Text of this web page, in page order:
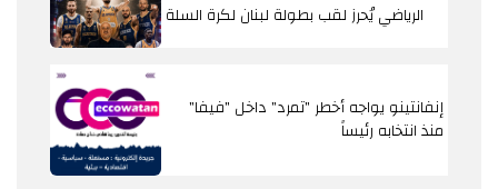
الرياضي يُحرز لقب بطولة لبنان لكرة السلة
إنفانتينو يواجه أخطر "تمرد" داخل "فيفا"
منذ انتخابه رئيساً